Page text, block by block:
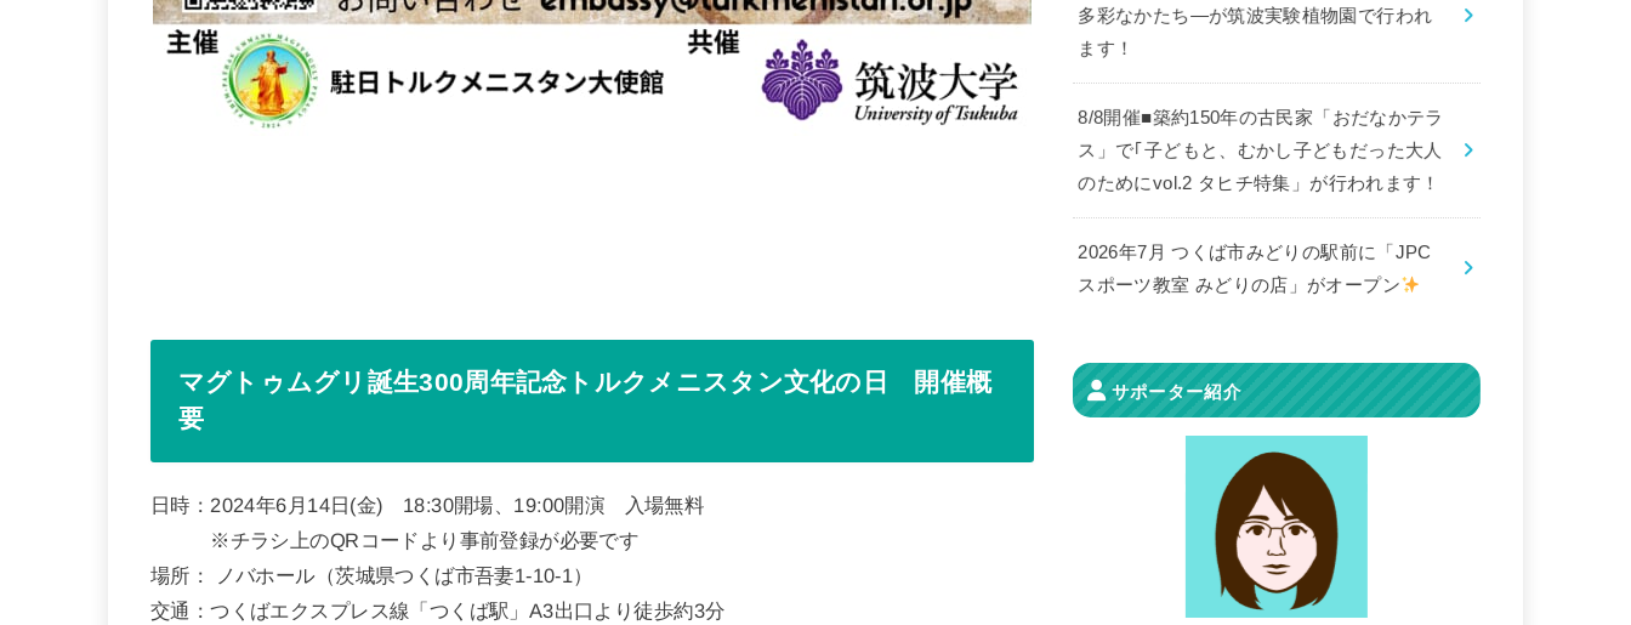
マグトゥムグリ誕生300周年記念トルクメニスタン文化の日 開催概
要
日時：2024年6月14日(金) 18:30開場、19:00開演 入場無料
※チラシ上のQRコードより事前登録が必要です
場所： ノバホール（茨城県つくば市吾妻1-10-1）
交通：つくばエクスプレス線「つくば駅」A3出口より徒歩約3分
多彩なかたち―が筑波実験植物園で行われ
ます！
8/8開催■築約150年の古民家「おだなかテラ
ス」で｢子どもと、むかし子どもだった大人
のためにvol.2 タヒチ特集」が行われます！
2026年7月 つくば市みどりの駅前に「JPC
スポーツ教室 みどりの店」がオープン
サポーター紹介